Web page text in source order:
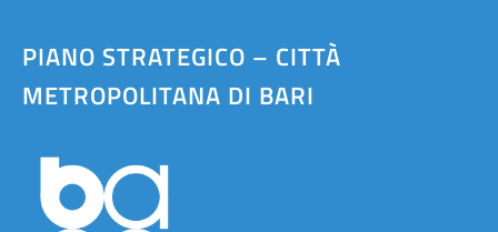
PIANO STRATEGICO – CITTÀ
METROPOLITANA DI BARI